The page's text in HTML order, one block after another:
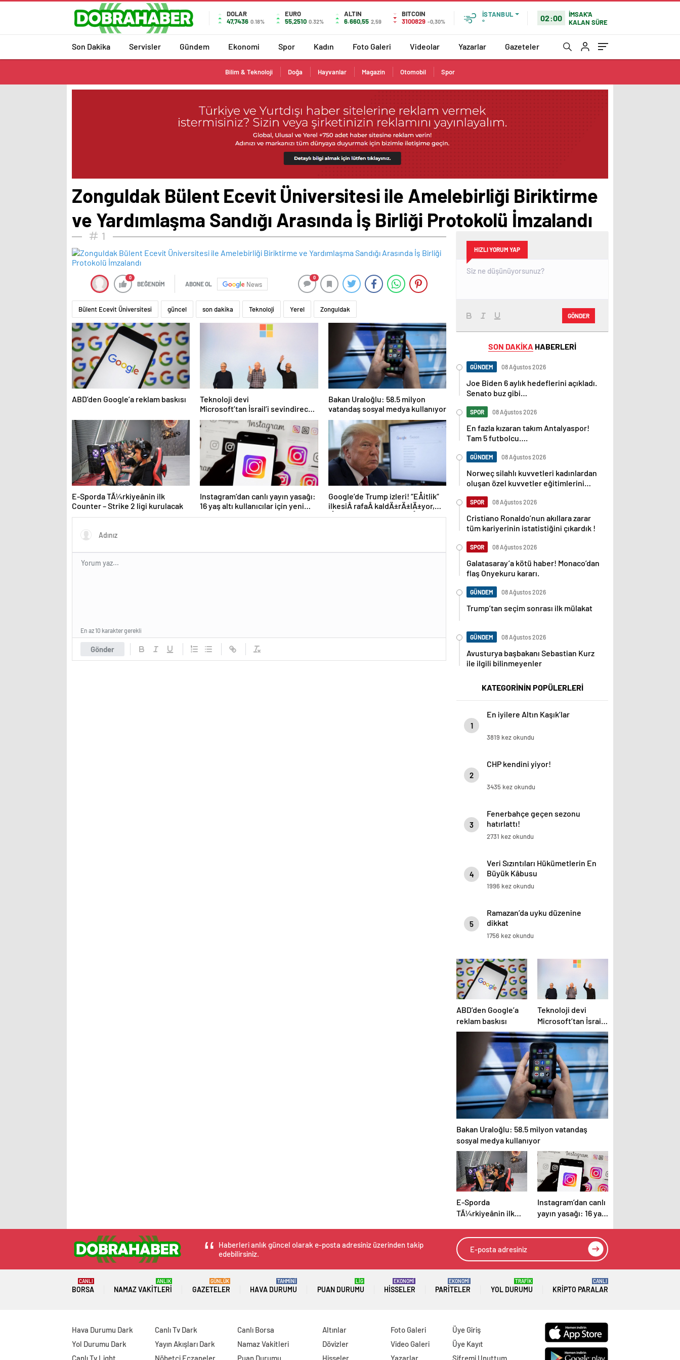
DOLAR
47,7436 0.18%
EURO
55,2510 0.32%
ALTIN
6.660,55 2,59
BITCOIN
3100829 -0,30%
İSTANBUL
°
02:00
İMSAK'A
KALAN SÜRE
Son Dakika Servisler Gündem Ekonomi Spor Kadın Foto Galeri Videolar Yazarlar Gazeteler
Bilim & Teknoloji Doğa Hayvanlar Magazin Otomobil Spor
Zonguldak Bülent Ecevit Üniversitesi ile Amelebirliği Biriktirme
ve Yardımlaşma Sandığı Arasında İş Birliği Protokolü İmzalandı
1
0
BEĞENDİM ABONE OL News
0
Bülent Ecevit Üniversitesi güncel son dakika Teknoloji Yerel Zonguldak
ABD’den Google’a reklam baskısı
Teknoloji devi
Microsoft’tan İsrail’i sevindirecek
haber
Bakan Uraloğlu: 58.5 milyon
vatandaş sosyal medya kullanıyor
E-Sporda TÃ¼rkiyeânin ilk
Counter – Strike 2 ligi kurulacak
Instagram’dan canlı yayın yasağı:
16 yaş altı kullanıcılar için yeni
kurallar açıklandı
Google’de Trump izleri! “EÅitlik”
ilkesiÂ rafaÂ kaldÄ±rÄ±lÄ±yor,
iÅe alÄ±m sÃ¼reci deÄiÅiyor
Gönder
En az 10 karakter gerekli
HIZLI YORUM YAP
GÖNDER
SON DAKİKA HABERLERİ
GÜNDEM 08 Ağustos 2026
Joe Biden 6 aylık hedeflerini açıkladı.
Senato buz gibi…
SPOR 08 Ağustos 2026
En fazla kızaran takım Antalyaspor!
Tam 5 futbolcu….
GÜNDEM 08 Ağustos 2026
Norweç silahlı kuvvetleri kadınlardan
oluşan özel kuvvetler eğitimlerini
SPOR 08 Ağustos 2026
Cristiano Ronaldo’nun akıllara zarar
tüm kariyerinin istatistiğini çıkardık !
SPOR 08 Ağustos 2026
Galatasaray’a kötü haber! Monaco’dan
flaş Onyekuru kararı.
GÜNDEM 08 Ağustos 2026
Trump’tan seçim sonrası ilk mülakat
GÜNDEM 08 Ağustos 2026
Avusturya başbakanı Sebastian Kurz
ile ilgili bilinmeyenler
KATEGORİNİN POPÜLERLERİ
1
En iyilere Altın Kaşık’lar
3819 kez okundu
2
CHP kendini yiyor!
3435 kez okundu
3
Fenerbahçe geçen sezonu
hatırlattı!
2731 kez okundu
4
Veri Sızıntıları Hükümetlerin En
Büyük Kâbusu
1996 kez okundu
5
Ramazan’da uyku düzenine
dikkat
1756 kez okundu
ABD’den Google’a
reklam baskısı
Teknoloji devi
Microsoft’tan İsrail’i
sevindirecek haber
Bakan Uraloğlu: 58.5 milyon vatandaş
sosyal medya kullanıyor
E-Sporda
TÃ¼rkiyeânin ilk
ligi kurulacak
Instagram’dan canlı
yayın yasağı: 16 yaş
yeni kurallar
Haberleri anlık güncel olarak e-posta adresiniz üzerinden takip
edebilirsiniz.
BORSA
CANLI
NAMAZ VAKITLERI
ANLIK
GAZETELER
GÜNLÜK
HAVA DURUMU
TAHMİNİ
PUAN DURUMU
LİG
HISSELER
EKONOMİ
PARITELER
EKONOMİ
YOL DURUMU
TRAFİK
KRIPTO PARALAR
CANLI
Hava Durumu Dark
Yol Durumu Dark
Canlı Tv Light
Canlı Tv Dark
Yayın Akışları Dark
Nöbetçi Eczaneler
Canlı Borsa
Namaz Vakitleri
Puan Durumu
Altınlar
Dövizler
Hisseler
Foto Galeri
Video Galeri
Yazarlar
Üye Giriş
Üye Kayıt
Şifremi Unuttum